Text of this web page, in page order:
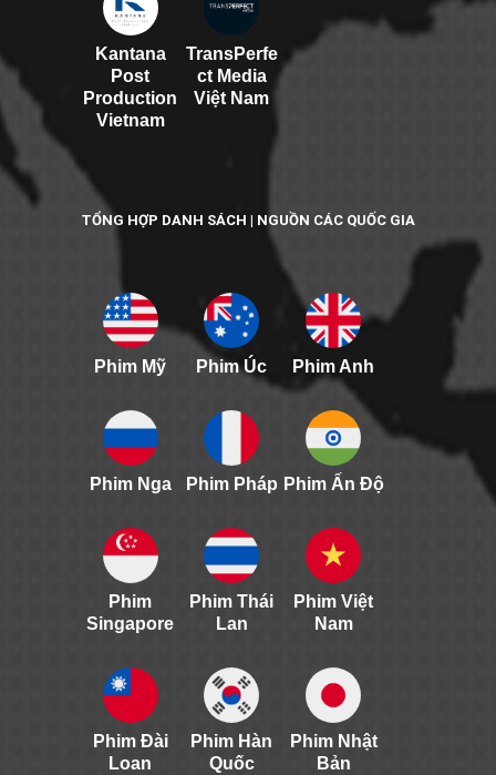
Kantana
Post
Production
Vietnam
TransPerfe
ct Media
Việt Nam
TỔNG HỢP DANH SÁCH | NGUỒN CÁC QUỐC GIA
Phim Mỹ Phim Úc Phim Anh
Phim Nga Phim Pháp Phim Ấn Độ
Phim
Singapore
Phim Thái
Lan
Phim Việt
Nam
Phim Đài
Loan
Phim Hàn
Quốc
Phim Nhật
Bản